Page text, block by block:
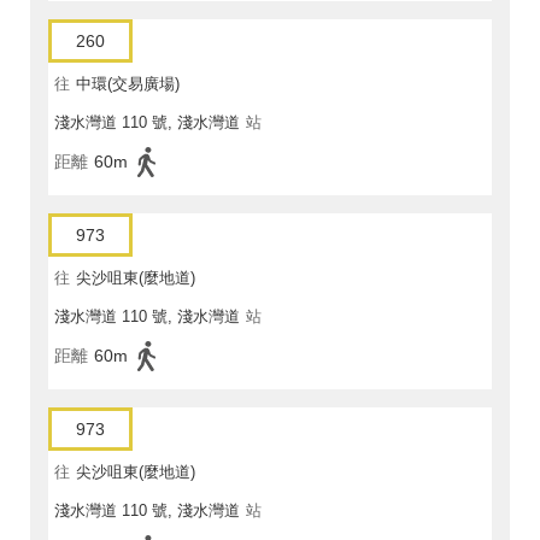
260
往 中環(交易廣場)
淺水灣道 110 號, 淺水灣道 站
距離 60m
973
往 尖沙咀東(麼地道)
淺水灣道 110 號, 淺水灣道 站
距離 60m
973
往 尖沙咀東(麼地道)
淺水灣道 110 號, 淺水灣道 站